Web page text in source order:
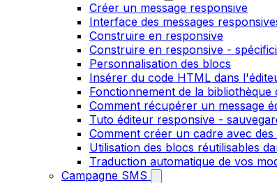
Créer un message responsive
Interface des messages
Construire en responsive
Construire en responsive -
Personnalisation des blocs
Insérer du code HTML dans
Fonctionnement de la bibliothèque
Comment récupérer un message
Tuto éditeur responsive -
Comment créer un cadre avec
Utilisation des blocs réutilisables
Traduction automatique de vos
Campagne SMS